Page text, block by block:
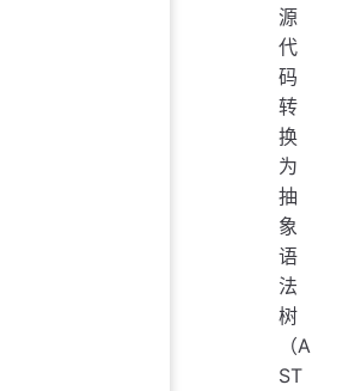
源
代
码
转
换
为
抽
象
语
法
树
（A
ST